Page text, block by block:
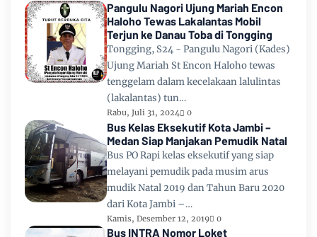
Pangulu Nagori Ujung Mariah Encon
Haloho Tewas Lakalantas Mobil
Terjun ke Danau Toba di Tongging
Tongging, S24 - Pangulu Nagori (Kades)
Ujung Mariah St Encon Haloho tewas
tenggelam dalam kecelakaan lalulintas
(lakalantas) tun…
Rabu, Juli 31, 2024 0
Bus Kelas Eksekutif Kota Jambi –
Medan Siap Manjakan Pemudik Natal
Bus PO Rapi kelas eksekutif yang siap
melayani pemudik pada musim arus
mudik Natal 2019 dan Tahun Baru 2020
dari Kota Jambi –…
Kamis, Desember 12, 2019 0
Bus INTRA Nomor Loket